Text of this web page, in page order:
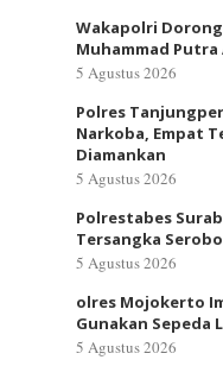
Wakapolri
Muhammad Putra
5 Agustus 2026
Polres
Narkoba, Empat
Diamankan
5 Agustus 2026
Polrestabes
Tersangka
5 Agustus 2026
olres Mojokerto
Gunakan Sepeda
5 Agustus 2026